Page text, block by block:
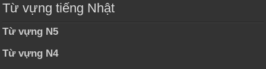
Từ vựng tiếng Nhật
Từ vựng N5
Từ vựng N4